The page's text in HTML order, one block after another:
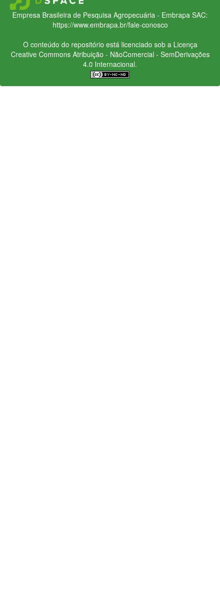
Empresa Brasileira de Pesquisa Agropecuária - Embrapa SAC:
https://www.embrapa.br/fale-conosco
O conteúdo do repositório está licenciado sob a Licença
Creative CommonsAtribuição - NãoComercial - SemDerivações
4.0 Internacional.